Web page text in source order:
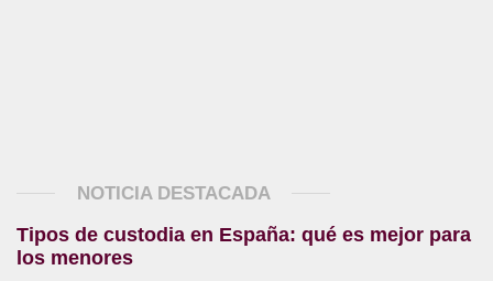
NOTICIA DESTACADA
Tipos de custodia en España: qué es mejor para
los menores